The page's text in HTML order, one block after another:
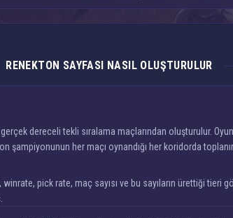
RENEKTON SAYFASI NASIL OLUŞTURULUR
dereceli tekli sıralama maçlarından oluşturulur.
şampiyonunun her maçı oynandığı her koridorda toplanır.
pick rate, maç sayısı ve bu sayıların ürettiği tieri